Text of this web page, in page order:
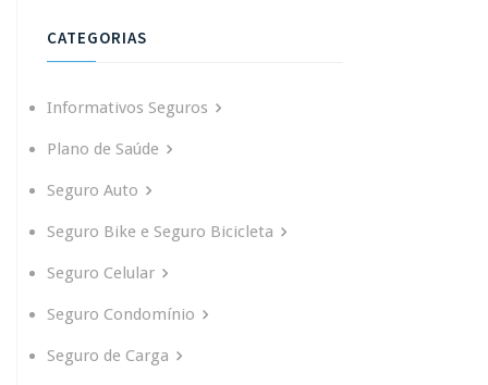
CATEGORIAS
Informativos Seguros
Plano de Saúde
Seguro Auto
Seguro Bike e Seguro Bicicleta
Seguro Celular
Seguro Condomínio
Seguro de Carga